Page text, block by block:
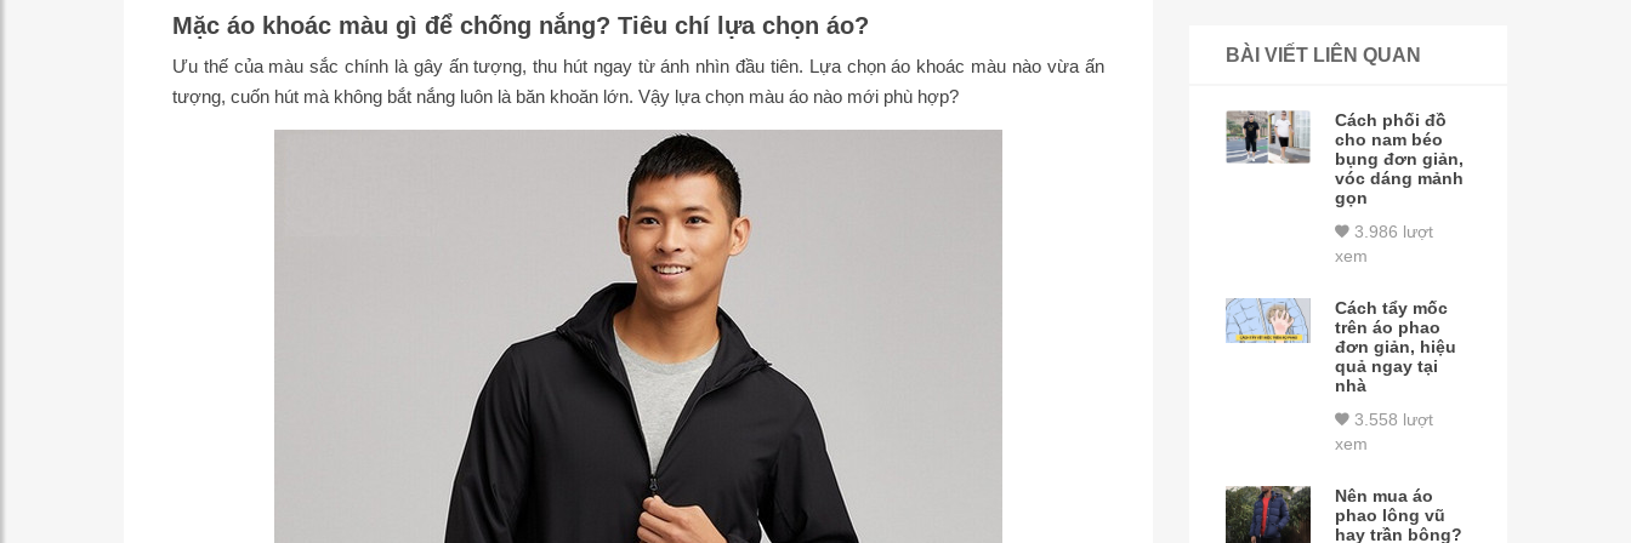
Mặc áo khoác màu gì để chống nắng? Tiêu chí lựa chọn áo?
Ưu thế của màu sắc chính là gây ấn tượng, thu hút ngay từ ánh nhìn đầu tiên. Lựa chọn áo khoác màu nào vừa ấn
tượng, cuốn hút mà không bắt nắng luôn là băn khoăn lớn. Vậy lựa chọn màu áo nào mới phù hợp?
BÀI VIẾT LIÊN QUAN
Cách phối đồ
cho nam béo
bụng đơn giản,
vóc dáng mảnh
gọn
3.986 lượt
xem
Cách tẩy mốc
trên áo phao
đơn giản, hiệu
quả ngay tại
nhà
3.558 lượt
xem
Nên mua áo
phao lông vũ
hay trần bông?